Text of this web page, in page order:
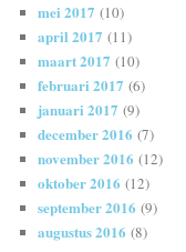
mei 2017 (10)
april 2017 (11)
maart 2017 (10)
februari 2017 (6)
januari 2017 (9)
december 2016 (7)
november 2016 (12)
oktober 2016 (12)
september 2016 (9)
augustus 2016 (8)